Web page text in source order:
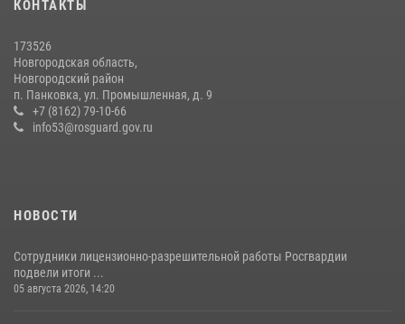
Росгвардейцы из Великого Новгорода стали призерами в личном
спортивному самбо
04 августа 2026, 11:42
Новгородские росгвардейцы приняли участие в чемпионате по
многоборью кинологов на первенство Северо-Западного округа
КОНТАКТЫ
173526
Новгородская область,
Новгородский район
п. Панковка, ул. Промышленная, д. 9
+7 (8162) 79-10-66
info53@rosguard.gov.ru
НОВОСТИ
Сотрудники лицензионно-разрешительной работы Росгвардии
подвели итоги ...
05 августа 2026, 14:20